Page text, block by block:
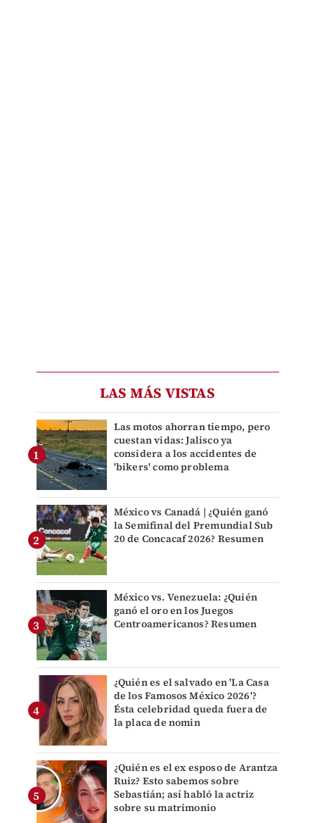
LAS MÁS VISTAS
Las motos ahorran tiempo, pero
cuestan vidas: Jalisco ya
considera a los accidentes de
'bikers' como problema
México vs Canadá | ¿Quién ganó
la Semifinal del Premundial Sub
20 de Concacaf 2026? Resumen
México vs. Venezuela: ¿Quién
ganó el oro en los Juegos
Centroamericanos? Resumen
¿Quién es el salvado en 'La Casa
de los Famosos México 2026'?
Ésta celebridad queda fuera de
la placa de nomin
¿Quién es el ex esposo de Arantza
Ruiz? Esto sabemos sobre
Sebastián; así habló la actriz
sobre su matrimonio